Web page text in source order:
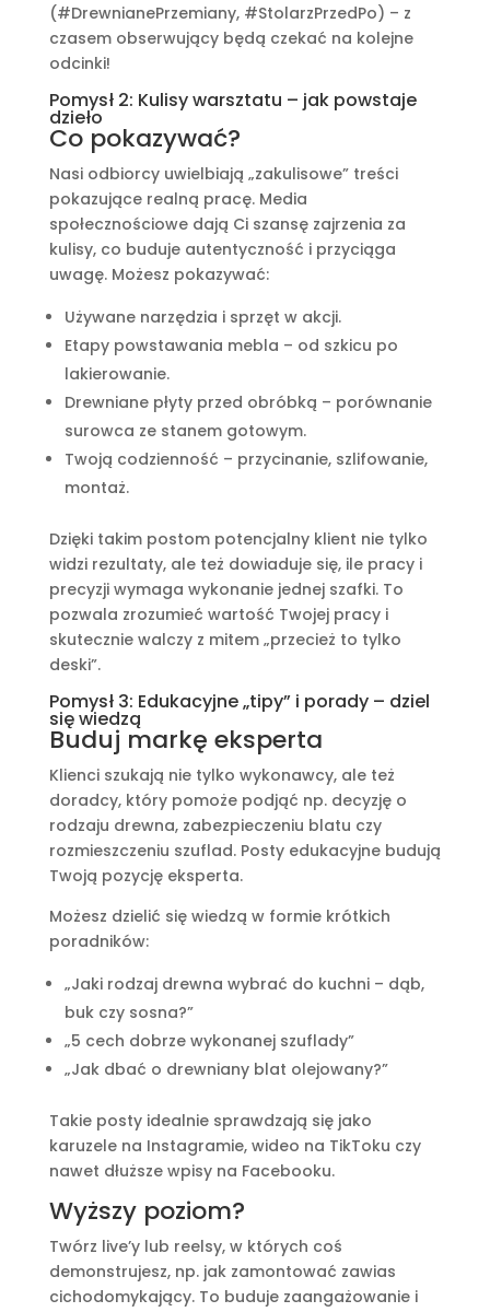
(#DrewnianePrzemiany, #StolarzPrzedPo) – z
czasem obserwujący będą czekać na kolejne
odcinki!
Pomysł 2: Kulisy warsztatu – jak powstaje
dzieło
Co pokazywać?
Nasi odbiorcy uwielbiają „zakulisowe” treści
pokazujące realną pracę. Media
społecznościowe dają Ci szansę zajrzenia za
kulisy, co buduje autentyczność i przyciąga
uwagę. Możesz pokazywać:
Używane narzędzia i sprzęt w akcji.
Etapy powstawania mebla – od szkicu po
lakierowanie.
Drewniane płyty przed obróbką – porównanie
surowca ze stanem gotowym.
Twoją codzienność – przycinanie, szlifowanie,
montaż.
Dzięki takim postom potencjalny klient nie tylko
widzi rezultaty, ale też dowiaduje się, ile pracy i
precyzji wymaga wykonanie jednej szafki. To
pozwala zrozumieć wartość Twojej pracy i
skutecznie walczy z mitem „przecież to tylko
deski”.
Pomysł 3: Edukacyjne „tipy” i porady – dziel
się wiedzą
Buduj markę eksperta
Klienci szukają nie tylko wykonawcy, ale też
doradcy, który pomoże podjąć np. decyzję o
rodzaju drewna, zabezpieczeniu blatu czy
rozmieszczeniu szuflad. Posty edukacyjne budują
Twoją pozycję eksperta.
Możesz dzielić się wiedzą w formie krótkich
poradników:
„Jaki rodzaj drewna wybrać do kuchni – dąb,
buk czy sosna?”
„5 cech dobrze wykonanej szuflady”
„Jak dbać o drewniany blat olejowany?”
Takie posty idealnie sprawdzają się jako
karuzele na Instagramie, wideo na TikToku czy
nawet dłuższe wpisy na Facebooku.
Wyższy poziom?
Twórz live’y lub reelsy, w których coś
demonstrujesz, np. jak zamontować zawias
cichodomykający. To buduje zaangażowanie i